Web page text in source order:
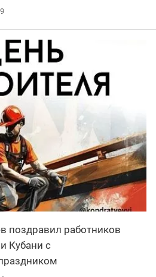
поздравил работников
Кубани с